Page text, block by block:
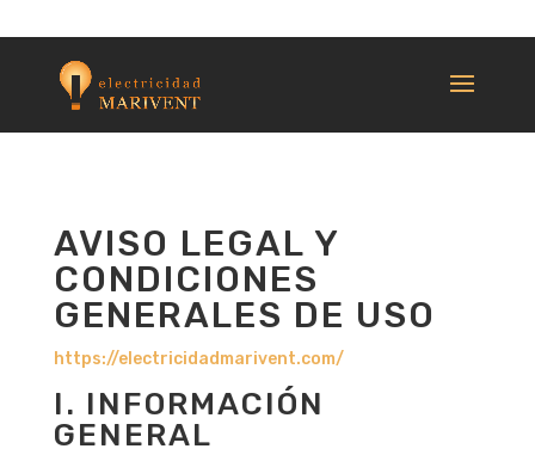
AVISO LEGAL Y
CONDICIONES
GENERALES DE USO
https://electricidadmarivent.com/
I. INFORMACIÓN
GENERAL